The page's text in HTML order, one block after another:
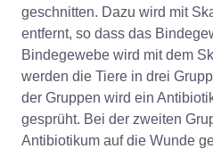
geschnitten. Dazu wird mit
entfernt, so dass das
Bindegewebe wird mit dem
werden die Tiere in drei
der Gruppen wird ein
gesprüht. Bei der zweiten
Antibiotikum auf die Wunde